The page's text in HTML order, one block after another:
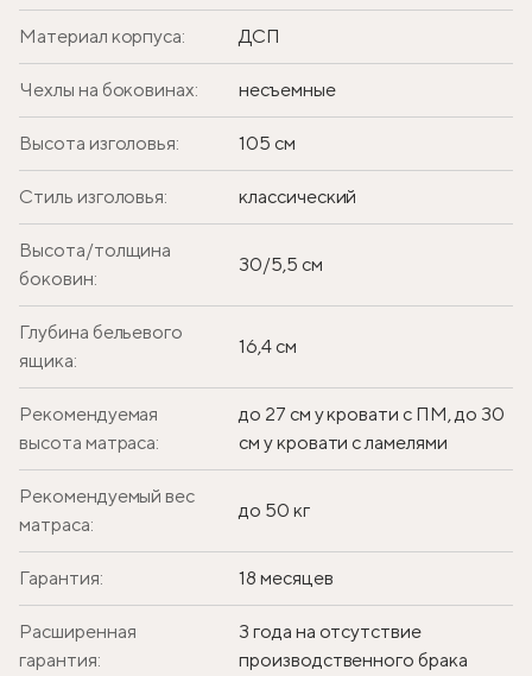
Материал корпуса: ДСП
Чехлы на боковинах: несъемные
Высота изголовья: 105 см
Стиль изголовья: классический
Высота/толщина
боковин:
30/5,5 см
Глубина бельевого
ящика:
16,4 см
Рекомендуемая
высота матраса:
до 27 см у кровати с ПМ, до 30
см у кровати с ламелями
Рекомендуемый вес
матраса:
до 50 кг
Гарантия: 18 месяцев
Расширенная
гарантия:
3 года на отсутствие
производственного брака